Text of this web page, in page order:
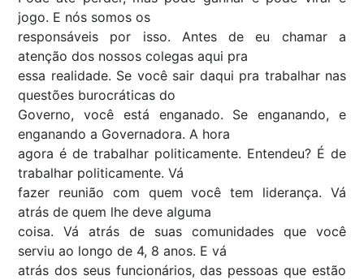
jogo. E nós somos os
responsáveis por isso. Antes de eu chamar a
atenção dos nossos colegas aqui pra
essa realidade. Se você sair daqui pra trabalhar nas
questões burocráticas do
Governo, você está enganado. Se enganando, e
enganando a Governadora. A hora
agora é de trabalhar politicamente. Entendeu? É de
trabalhar politicamente. Vá
fazer reunião com quem você tem liderança. Vá
atrás de quem lhe deve alguma
coisa. Vá atrás de suas comunidades que você
serviu ao longo de 4, 8 anos. E vá
atrás dos seus funcionários, das pessoas que estão